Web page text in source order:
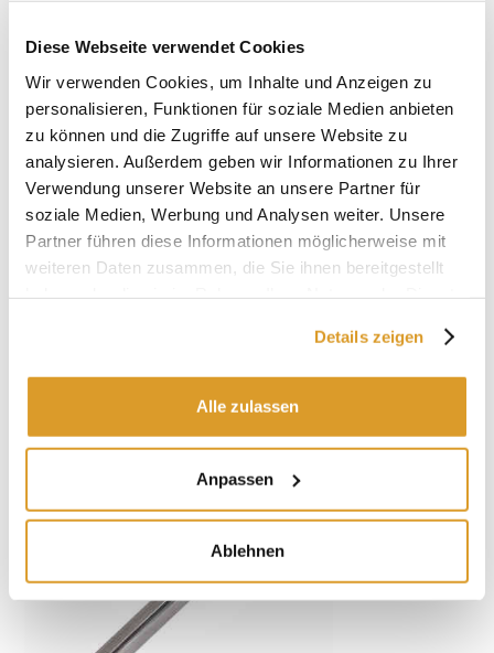
Diese Webseite verwendet Cookies
Wir verwenden Cookies, um Inhalte und Anzeigen zu
personalisieren, Funktionen für soziale Medien anbieten
zu können und die Zugriffe auf unsere Website zu
analysieren. Außerdem geben wir Informationen zu Ihrer
Verwendung unserer Website an unsere Partner für
soziale Medien, Werbung und Analysen weiter. Unsere
Partner führen diese Informationen möglicherweise mit
weiteren Daten zusammen, die Sie ihnen bereitgestellt
Details zeigen
Alle zulassen
Anpassen
Ablehnen
Rollenlänge mt: 10
Polyesterfasern.
Der Preis bezieht sich auf einen Meter Schlauch.
Die Menge der Röhre wird in einem Stück versandt,
nicht anders angeben wird.
Zum Produktdanetblatt
IN VERBINDUNG STEHENDE PRODUKTE